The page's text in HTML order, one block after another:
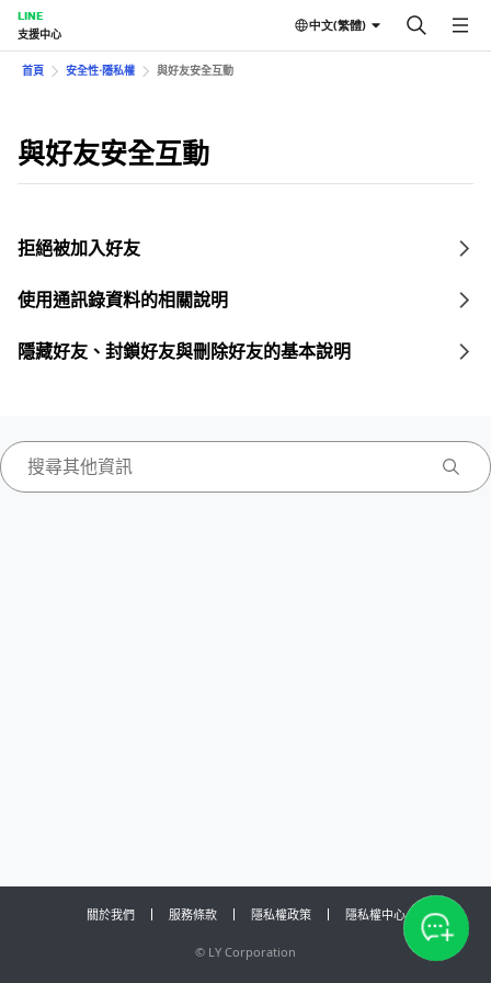
LINE
支援中心
中文(繁體)
首頁 安全性⋅隱私權 與好友安全互動
與好友安全互動
拒絕被加入好友
使用通訊錄資料的相關說明
隱藏好友、封鎖好友與刪除好友的基本說明
關於我們 服務條款 隱私權政策 隱私權中心
© LY Corporation